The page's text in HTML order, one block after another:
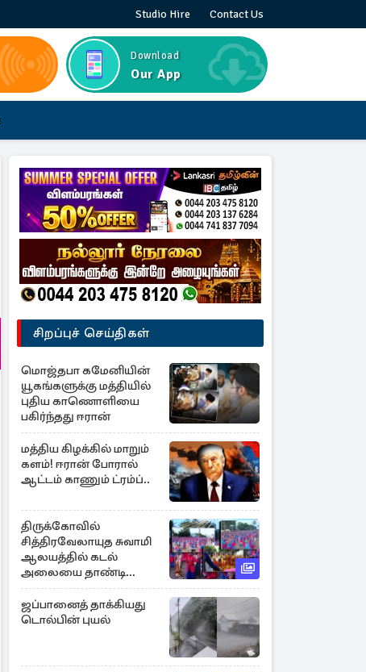
Studio Hire Contact Us
Download
Our App
சிறப்புச் செய்திகள்
மொஜ்தபா கமேனியின்
யூகங்களுக்கு மத்தியில்
புதிய காணொளியை
பகிர்ந்தது ஈரான்
மத்திய கிழக்கில் மாறும்
களம்! ஈரான் போரால்
ஆட்டம் காணும் ட்ரம்ப்..
திருக்கோவில்
சித்திரவேலாயுத சுவாமி
ஆலயத்தில் கடல்
அலையை தாண்டி
ஒலித்த மாணவர்களின்
கால் சலங்கை ஓசை
ஜப்பானைத் தாக்கியது
டொல்பின் புயல்